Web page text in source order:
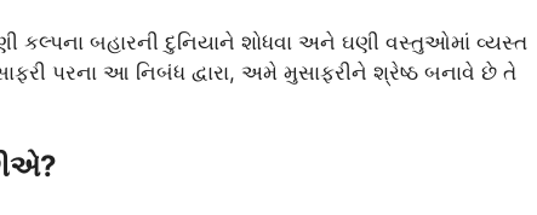
કલ્પના બહારની દુનિયાને શોધવા અને ઘણી વસ્તુઓમાં વ્યસ્ત
પરના આ નિબંધ દ્વારા, અમે મુસાફરીને શ્રેષ્ઠ બનાવે છે તે